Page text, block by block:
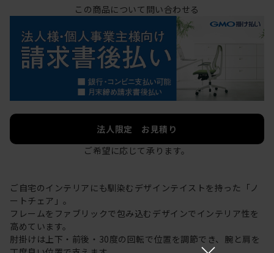
この商品について問い合わせる
法人限定 お見積り
ご希望に応じて承ります。
ご自宅のインテリアにも馴染むデザインテイストを持った「ノ
ートチェア」。
フレームをファブリックで包み込むデザインでインテリア性を
高めています。
肘掛けは上下・前後・30度の回転で位置を調節でき、腕と肩を